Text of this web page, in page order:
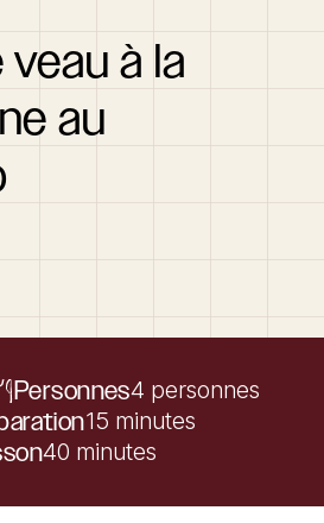
veau à la
au
Personnes4 personnes
15 minutes
40 minutes